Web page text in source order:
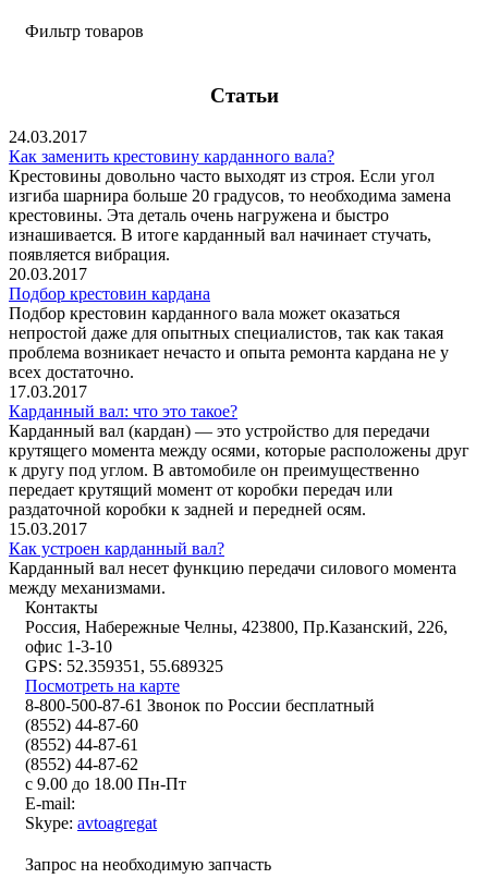
Фильтр товаров
Статьи
24.03.2017
Как заменить крестовину карданного вала?
Крестовины довольно часто выходят из строя. Если угол
изгиба шарнира больше 20 градусов, то необходима замена
крестовины. Эта деталь очень нагружена и быстро
изнашивается. В итоге карданный вал начинает стучать,
появляется вибрация.
20.03.2017
Подбор крестовин кардана
Подбор крестовин карданного вала может оказаться
непростой даже для опытных специалистов, так как такая
проблема возникает нечасто и опыта ремонта кардана не у
всех достаточно.
17.03.2017
Карданный вал: что это такое?
Карданный вал (кардан) — это устройство для передачи
крутящего момента между осями, которые расположены друг
к другу под углом. В автомобиле он преимущественно
передает крутящий момент от коробки передач или
раздаточной коробки к задней и передней осям.
15.03.2017
Как устроен карданный вал?
Карданный вал несет функцию передачи силового момента
между механизмами.
Контакты
Россия, Набережные Челны, 423800, Пр.Казанский, 226,
офис 1-3-10
GPS: 52.359351, 55.689325
Посмотреть на карте
8-800-500-87-61 Звонок по России бесплатный
(8552) 44-87-60
(8552) 44-87-61
(8552) 44-87-62
с 9.00 до 18.00 Пн-Пт
E-mail:
Skype: avtoagregat
Запрос на необходимую запчасть